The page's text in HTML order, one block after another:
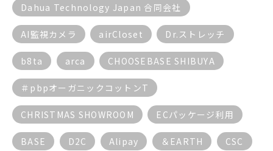
Dahua Technology Japan 合同会社
AI監視カメラ airCloset Dr.ストレッチ
b8ta arca CHOOSEBASE SHIBUYA
＃pbpオーガニックコットンT
CHRISTMAS SHOWROOM ECパッケージ利用
BASE D2C Alipay ＆EARTH CSC